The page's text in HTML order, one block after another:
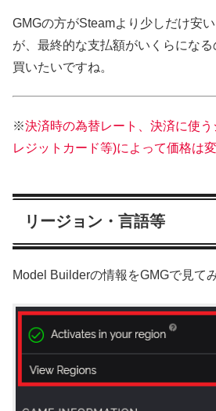
GMGの方がSteamより少しだけ安い
が、最終的な支払額がいくらにな
買いたいですね。
※決済時の為替レート、決済に使
レジットカード等)によって価格は変
リージョン・言語等
Model Builderの情報をGMGで見て